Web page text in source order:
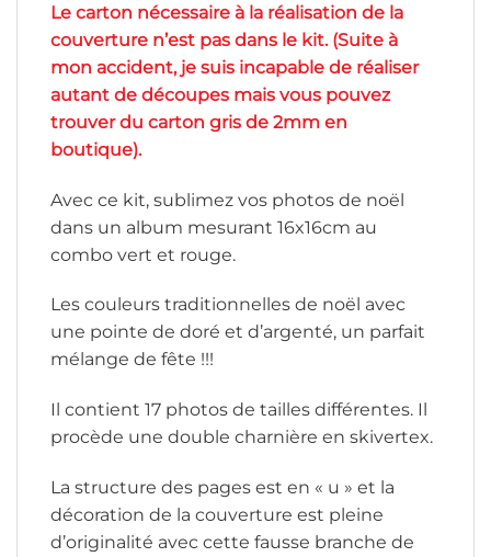
Le carton nécessaire à la réalisation de la
couverture n’est pas dans le kit. (Suite à
mon accident, je suis incapable de réaliser
autant de découpes mais vous pouvez
trouver du carton gris de 2mm en
boutique).
Avec ce kit, sublimez vos photos de noël
dans un album mesurant 16x16cm au
combo vert et rouge.
Les couleurs traditionnelles de noël avec
une pointe de doré et d’argenté, un parfait
mélange de fête !!!
Il contient 17 photos de tailles différentes. Il
procède une double charnière en skivertex.
La structure des pages est en « u » et la
décoration de la couverture est pleine
d’originalité avec cette fausse branche de